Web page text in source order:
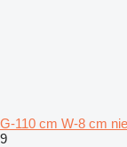
G-110 cm W-8 cm
9